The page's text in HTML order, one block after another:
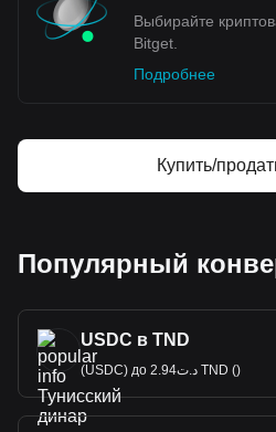
Выбирайте
Bitget.
Подробнее
Купить/
Популярный
USDC в TND
(USDC) до د.ت2.94 TND ()